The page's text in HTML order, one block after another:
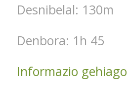
Desnibelal: 130m
Denbora: 1h 45
Informazio gehiago